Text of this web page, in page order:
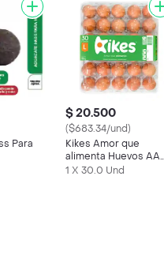
Para
$ 20.500
($683.34/und)
Kikes Amor que
alimenta Huevos AA
Rojos L
1 X 30.0 Und